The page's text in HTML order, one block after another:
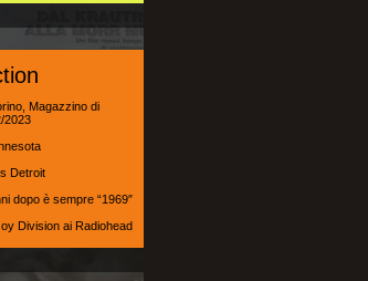
Magazzino di
2023
Detroit
dopo è sempre “1969″
Division ai Radiohead